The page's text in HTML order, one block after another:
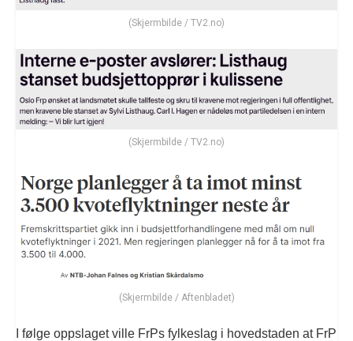
(Skjermbilde / TV2.no)
(Skjermbilde / TV2.no)
(Skjermbilde / Aftenbladet)
I følge oppslaget ville FrPs fylkeslag i hovedstaden at FrP